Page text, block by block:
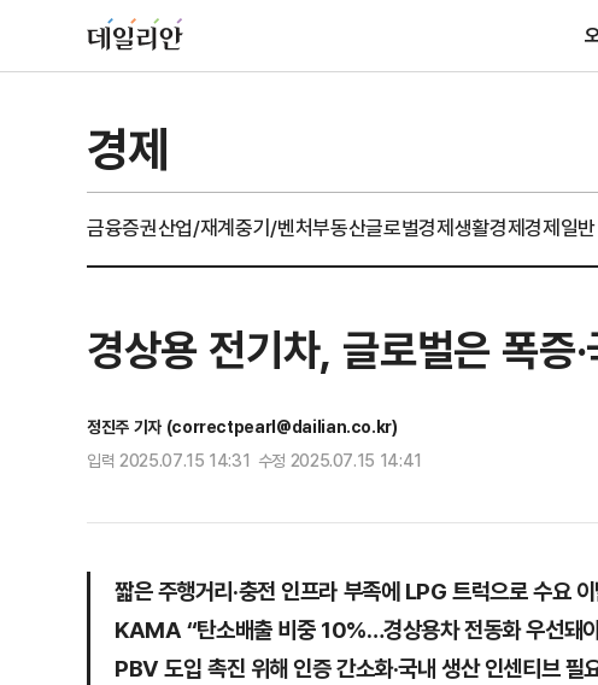
경제
금융증권산업/재계중기/벤처부동산글로벌경제생활경제경제일반
경상용 전기차, 글로벌은 폭
정진주 기자 (correctpearl@dailian.co.kr)
입력 2025.07.15 14:31 수정 2025.07.15 14:41
짧은 주행거리·충전 인프라 부족에 LPG 트럭으로 수요
KAMA “탄소배출 비중 10%…경상용차 전동화 우선돼
PBV 도입 촉진 위해 인증 간소화·국내 생산 인센티브 필